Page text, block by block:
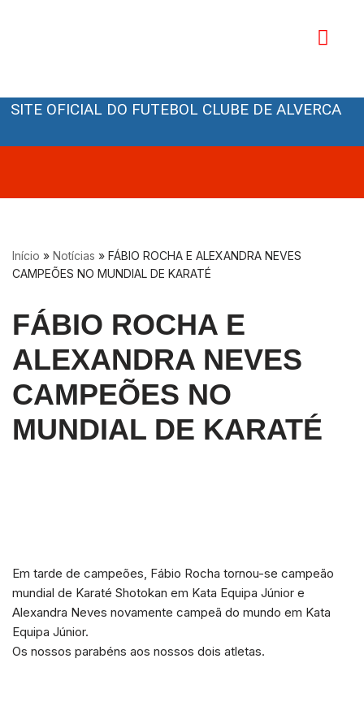
conteúdo
SITE OFICIAL DO FUTEBOL CLUBE DE ALVERCA
Início » Notícias » FÁBIO ROCHA E ALEXANDRA NEVES
CAMPEÕES NO MUNDIAL DE KARATÉ
FÁBIO ROCHA E
ALEXANDRA NEVES
CAMPEÕES NO
MUNDIAL DE KARATÉ
Em tarde de campeões, Fábio Rocha tornou-se campeão
mundial de Karaté Shotokan em Kata Equipa Júnior e
Alexandra Neves novamente campeã do mundo em Kata
Equipa Júnior.
Os nossos parabéns aos nossos dois atletas.